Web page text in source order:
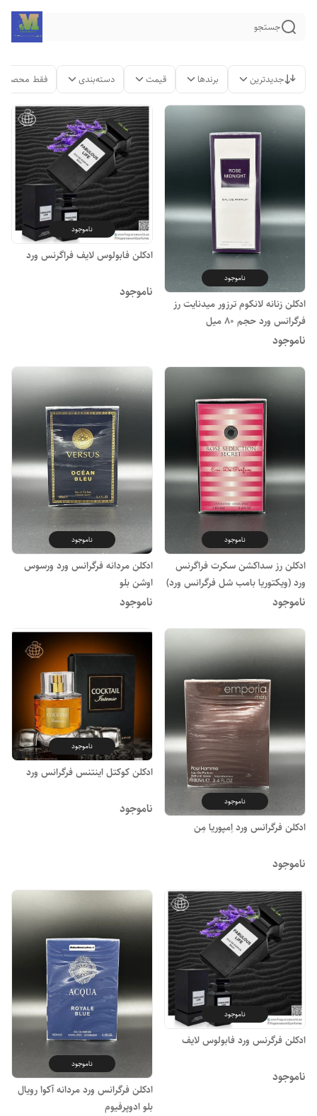
جستجو
جدیدترین برندها قیمت دسته‌بندی فقط
ناموجود
ادکلن زنانه لانکوم ترزور میدنایت رز
فرگرانس ورد حجم ۸۰ میل
ناموجود
ناموجود
ادکلن فابولوس لایف فراگرنس ورد
ناموجود
ناموجود
ادکلن رز سداکشن سکرت فراگرنس
ورد (ویکتوریا بامب شل فرگرانس ورد)
ناموجود
ناموجود
ادکلن مردانه فرگرانس ورد ورسوس
اوشن بلو
ناموجود
ناموجود
ادکلن فرگرانس ورد اِمپوریا مِن
ناموجود
ناموجود
ادکلن کوکتل اینتنس فرگرانس ورد
ناموجود
ناموجود
ادکلن فرگرنس ورد فابولوس لایف
ناموجود
ناموجود
ادکلن فرگرانس ورد مردانه آکوا رویال
بلو ادوپرفیوم